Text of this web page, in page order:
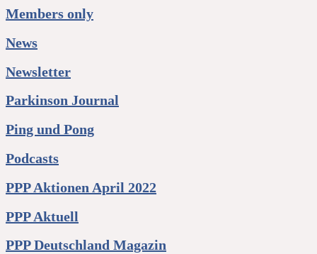
Members only
News
Newsletter
Parkinson Journal
Ping und Pong
Podcasts
PPP Aktionen April 2022
PPP Aktuell
PPP Deutschland Magazin